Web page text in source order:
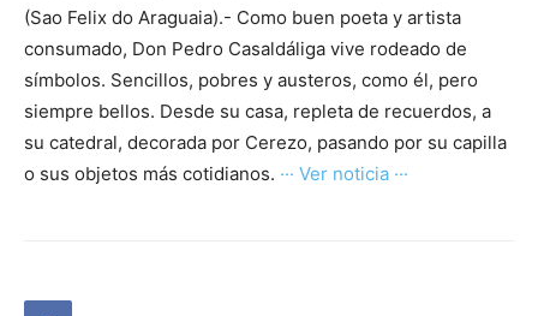
(Sao Felix do Araguaia).- Como buen poeta y artista
consumado, Don Pedro Casaldáliga vive rodeado de
símbolos. Sencillos, pobres y austeros, como él, pero
siempre bellos. Desde su casa, repleta de recuerdos, a
su catedral, decorada por Cerezo, pasando por su capilla
o sus objetos más cotidianos. ··· Ver noticia ···